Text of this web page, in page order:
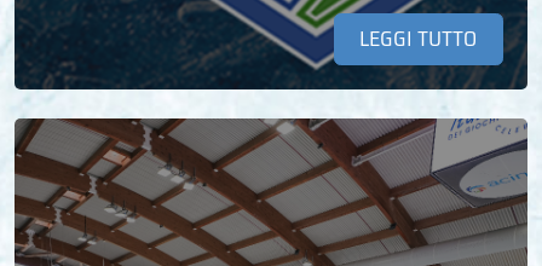
LEGGI TUTTO